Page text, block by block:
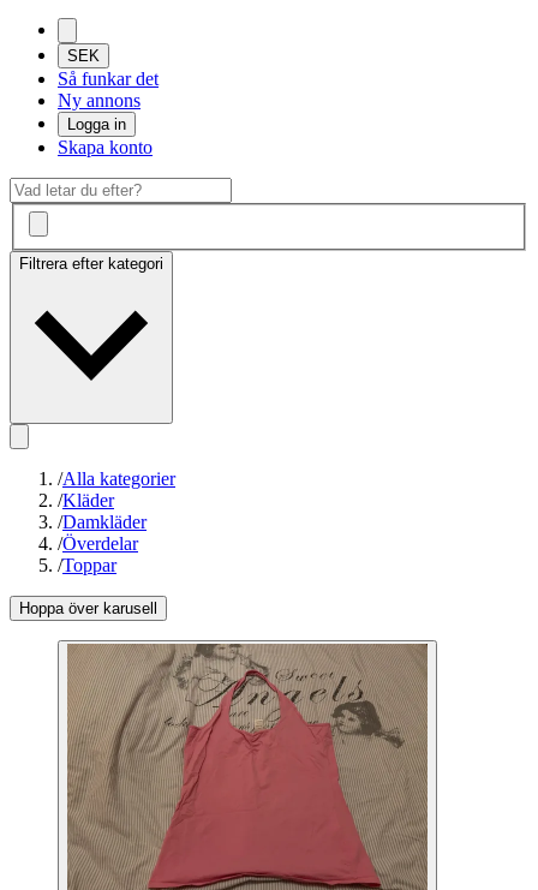
SEK
Så funkar det
Ny annons
Logga in
Skapa konto
Filtrera efter kategori
/Alla kategorier
/Kläder
/Damkläder
/Överdelar
/Toppar
Hoppa över karusell